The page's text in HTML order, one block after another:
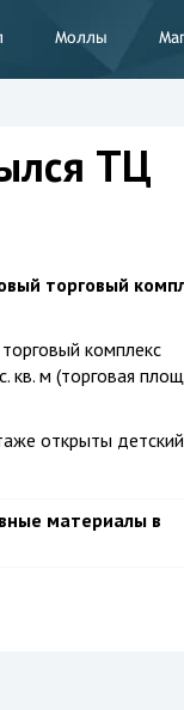
Моллы
ТЦ
торговый
комплекс
кв. м (торговая
открыты детский
материалы в